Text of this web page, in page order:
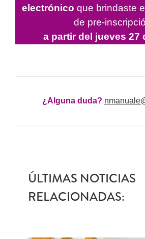
electrónico que brindaste
de pre-
a partir del jueves 27
¿Alguna duda?
ÚLTIMAS NOTICIAS
RELACIONADAS: